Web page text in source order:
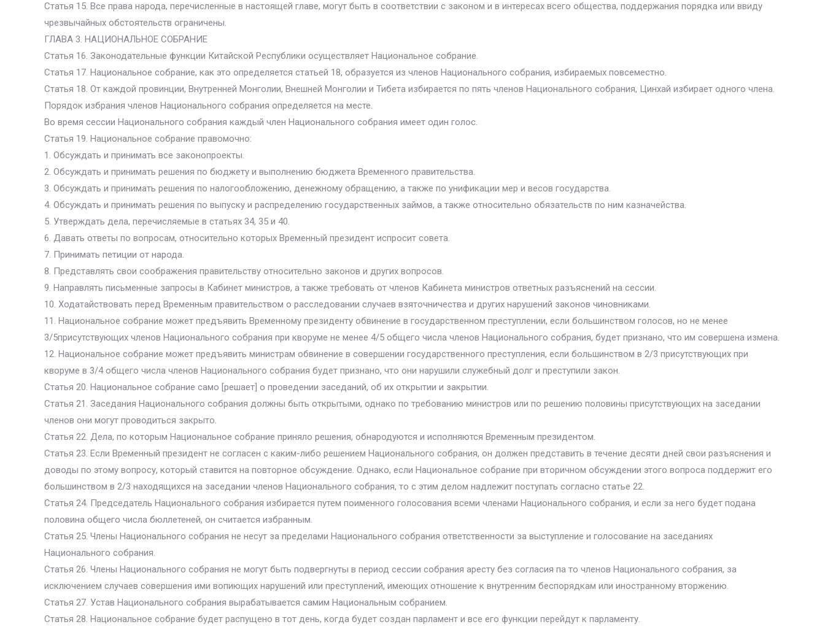
Статья 15. Все права народа, перечисленные в настоящей главе, могут быть в соответствии с законом и в интересах всего общества, поддержания порядка или ввиду
чрезвычайных обстоятельств ограничены.
ГЛАВА 3. НАЦИОНАЛЬНОЕ СОБРАНИЕ
Статья 16. Законодательные функции Китайской Республики осуществляет Национальное собрание.
Статья 17. Национальное собрание, как это определяется статьей 18, образуется из членов Национального собрания, избираемых повсеместно.
Статья 18. От каждой провинции, Внутренней Монголии, Внешней Монголии и Тибета избирается по пять членов Национального собрания, Цинхай избирает одного члена.
Порядок избрания членов Национального собрания определяется на месте.
Во время сессии Национального собрания каждый член Национального собрания имеет один голос.
Статья 19. Национальное собрание правомочно:
1. Обсуждать и принимать все законопроекты.
2. Обсуждать и принимать решения по бюджету и выполнению бюджета Временного правительства.
3. Обсуждать и принимать решения по налогообложению, денежному обращению, а также по унификации мер и весов государства.
4. Обсуждать и принимать решения по выпуску и распределению государственных займов, а также относительно обязательств по ним казначейства.
5. Утверждать дела, перечисляемые в статьях 34, 35 и 40.
6. Давать ответы по вопросам, относительно которых Временный президент испросит совета.
7. Принимать петиции от народа.
8. Представлять свои соображения правительству относительно законов и других вопросов.
9. Направлять письменные запросы в Кабинет министров, а также требовать от членов Кабинета министров ответных разъяснений на сессии.
10. Ходатайствовать перед Временным правительством о расследовании случаев взяточничества и других нарушений законов чиновниками.
11. Национальное собрание может предъявить Временному президенту обвинение в государственном преступлении, если большинством голосов, но не менее
3/5присутствующих членов Национального собрания при кворуме не менее 4/5 общего числа членов Национального собрания, будет признано, что им совершена измена.
12. Национальное собрание может предъявить министрам обвинение в совершении государственного преступления, если большинством в 2/3 присутствующих при
кворуме в 3/4 общего числа членов Национального собрания будет признано, что они нарушили служебный долг и преступили закон.
Статья 20. Национальное собрание само [решает] о проведении заседаний, об их открытии и закрытии.
Статья 21. Заседания Национального собрания должны быть открытыми, однако по требованию министров или по решению половины присутствующих на заседании
членов они могут проводиться закрыто.
Статья 22. Дела, по которым Национальное собрание приняло решения, обнародуются и исполняются Временным президентом.
Статья 23. Если Временный президент не согласен с каким-либо решением Национального собрания, он должен представить в течение десяти дней свои разъяснения и
доводы по этому вопросу, который ставится на повторное обсуждение. Однако, если Национальное собрание при вторичном обсуждении этого вопроса поддержит его
большинством в 2/3 находящихся на заседании членов Национального собрания, то с этим делом надлежит поступать согласно статье 22.
Статья 24. Председатель Национального собрания избирается путем поименного голосования всеми членами Национального собрания, и если за него будет подана
половина общего числа бюллетеней, он считается избранным.
Статья 25. Члены Национального собрания не несут за пределами Национального собрания ответственности за выступление и голосование на заседаниях
Национального собрания.
Статья 26. Члены Национального собрания не могут быть подвергнуты в период сессии собрания аресту без согласия па то членов Национального собрания, за
исключением случаев совершения ими вопиющих нарушений или преступлений, имеющих отношение к внутренним беспорядкам или иностранному вторжению.
Статья 27. Устав Национального собрания вырабатывается самим Национальным собранием.
Статья 28. Национальное собрание будет распущено в тот день, когда будет создан парламент и все его функции перейдут к парламенту.